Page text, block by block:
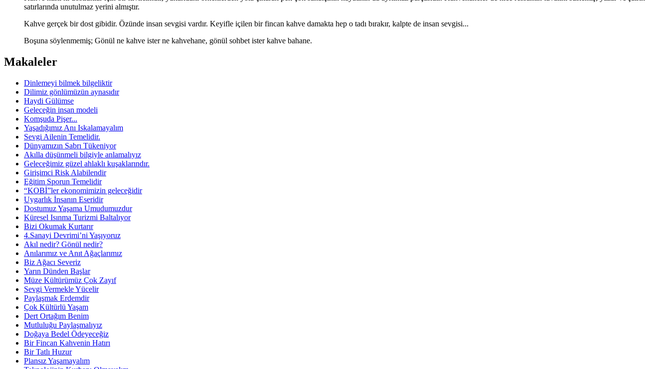
satırlarında unutulmaz yerini almıştır.
Kahve gerçek bir dost gibidir. Özünde insan sevgisi vardır. Keyifle içilen bir fincan kahve damakta hep o tadı bırakır, kalpte de insan sevgisi...
Boşuna söylenmemiş; Gönül ne kahve ister ne kahvehane, gönül sohbet ister kahve bahane.
Makaleler
Dinlemeyi bilmek bilgeliktir
Dilimiz gönlümüzün aynasıdır
Haydi Gülümse
Geleceğin insan modeli
Komşuda Pişer...
Yaşadığımız Anı Iskalamayalım
Sevgi Ailenin Temelidir.
Dünyamızın Sabrı Tükeniyor
Akılla düşünmeli bilgiyle anlamalıyız
Geleceğimiz güzel ahlaklı kuşaklarındır.
Girişimci Risk Alabilendir
Eğitim Sporun Temelidir
“KOBİ”ler ekonomimizin geleceğidir
Uygarlık İnsanın Eseridir
Dostumuz Yaşama Umudumuzdur
Küresel Isınma Turizmi Baltalıyor
Bizi Okumak Kurtarır
4.Sanayi Devrimi’ni Yaşıyoruz
Akıl nedir? Gönül nedir?
Anılarımız ve Anıt Ağaçlarımız
Biz Ağacı Severiz
Yarın Dünden Başlar
Müze Kültürümüz Çok Zayıf
Sevgi Vermekle Yücelir
Paylaşmak Erdemdir
Çok Kültürlü Yaşam
Dert Ortağım Benim
Mutluluğu Paylaşmalıyız
Doğaya Bedel Ödeyeceğiz
Bir Fincan Kahvenin Hatırı
Bir Tatlı Huzur
Plansız Yaşamayalım